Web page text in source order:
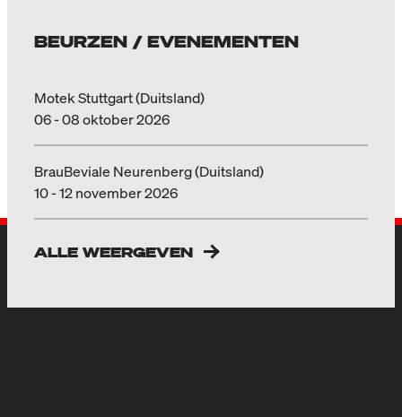
BEURZEN / EVENEMENTEN
Motek Stuttgart (Duitsland)
06 - 08 oktober 2026
BrauBeviale Neurenberg (Duitsland)
10 - 12 november 2026
ALLE WEERGEVEN